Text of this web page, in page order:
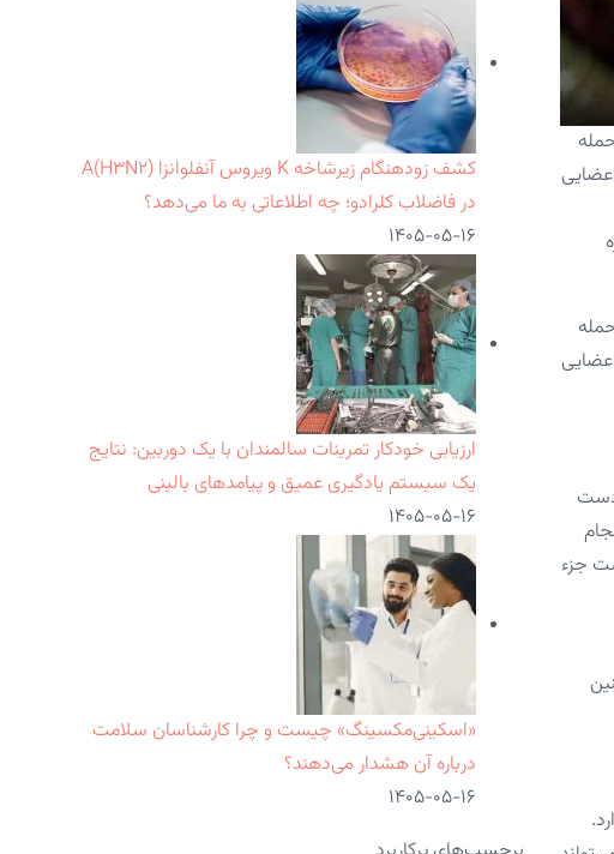
دست
جزء
کشف زودهنگام زیرشاخه K ویروس آنفلوانزا A(H۳N۲)
در فاضلاب کلرادو؛ چه اطلاعاتی به ما می‌دهد؟
۱۴۰۵-۰۵-۱۶
ارزیابی خودکار تمرینات سالمندان با یک دوربین: نتایج
یک سیستم یادگیری عمیق و پیامدهای بالینی
۱۴۰۵-۰۵-۱۶
«اسکینی‌مکسینگ» چیست و چرا کارشناسان سلامت
درباره آن هشدار می‌دهند؟
۱۴۰۵-۰۵-۱۶